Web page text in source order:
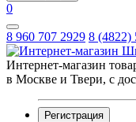
0
8 960 707 2929 8 (4822)
Интернет-магазин
в Москве и Твери, с
Регистрация